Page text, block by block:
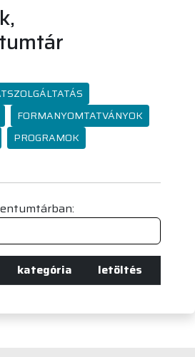
FORMANYOMTATVÁNYOK
PROGRAMOK
kategória letöltés